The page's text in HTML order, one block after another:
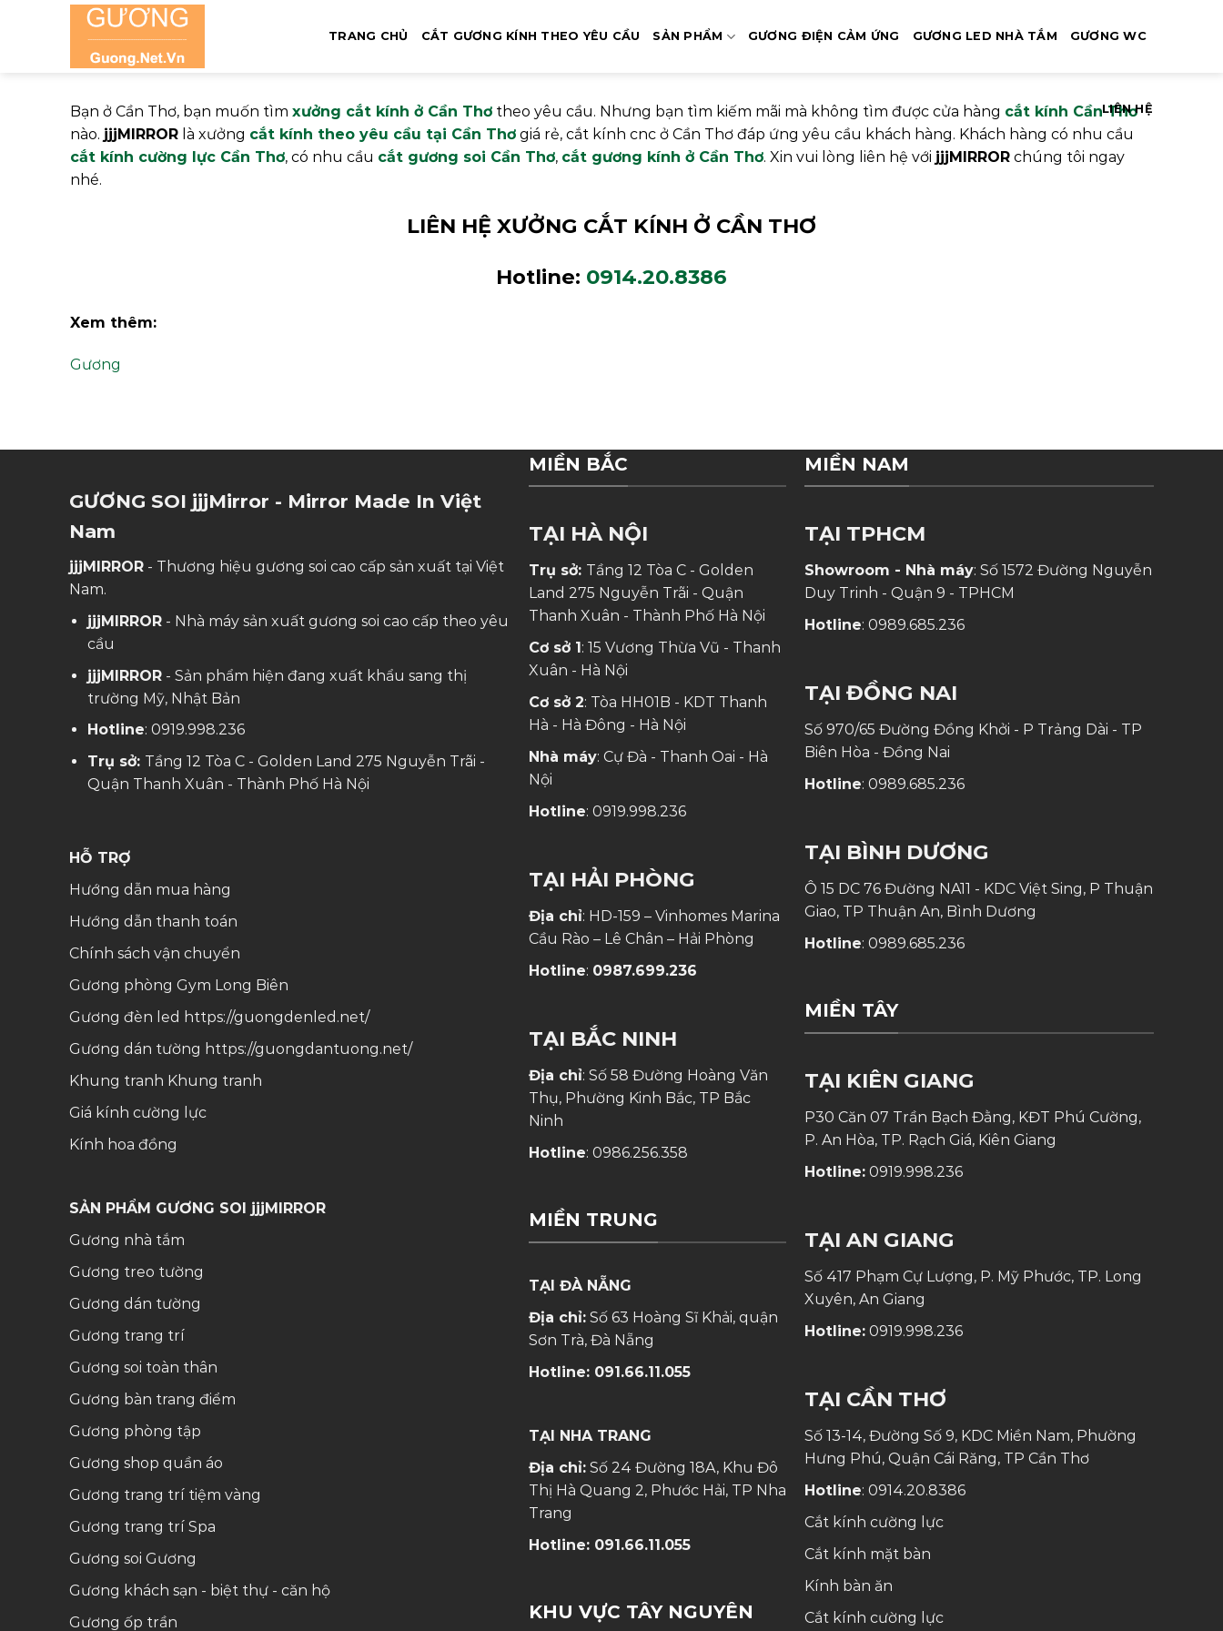
TRANG CHỦ CẮT GƯƠNG KÍNH THEO YÊU CẦU SẢN PHẨM GƯƠNG ĐIỆN CẢM ỨNG GƯƠNG LED NHÀ TẮM GƯƠNG WC
LIÊN HỆ
Bạn ở Cần Thơ, bạn muốn tìm xưởng cắt kính ở Cần Thơ theo yêu cầu. Nhưng bạn tìm kiếm mãi mà không tìm được cửa hàng cắt kính Cần Thơ
nào. jjjMIRROR là xưởng cắt kính theo yêu cầu tại Cần Thơ giá rẻ, cắt kính cnc ở Cần Thơ đáp ứng yêu cầu khách hàng. Khách hàng có nhu cầu
cắt kính cường lực Cần Thơ, có nhu cầu cắt gương soi Cần Thơ, cắt gương kính ở Cần Thơ. Xin vui lòng liên hệ với jjjMIRROR chúng tôi ngay
nhé.
LIÊN HỆ XƯỞNG CẮT KÍNH Ở CẦN THƠ
Hotline: 0914.20.8386
Xem thêm:
Gương
GƯƠNG SOI jjjMirror - Mirror Made In Việt
Nam
jjjMIRROR- Thương hiệu gương soi cao cấp sản xuất tại Việt
Nam.
jjjMIRROR - Nhà máy sản xuất gương soi cao cấp theo yêu
cầu
jjjMIRROR - Sản phẩm hiện đang xuất khẩu sang thị
trường Mỹ, Nhật Bản
Hotline:0919.998.236
Trụ sở: Tầng 12 Tòa C - Golden Land 275 Nguyễn Trãi -
Quận Thanh Xuân - Thành Phố Hà Nội
HỖ TRỢ
Hướng dẫn mua hàng
Hướng dẫn thanh toán
Chính sách vận chuyển
Gương phòng Gym Long Biên
Gương đèn led https://guongdenled.net/
Gương dán tường https://guongdantuong.net/
Khung tranh Khung tranh
Giá kính cường lực
Kính hoa đồng
SẢN PHẨM GƯƠNG SOI jjjMIRROR
Gương nhà tắm
Gương treo tường
Gương dán tường
Gương trang trí
Gương soi toàn thân
Gương bàn trang điểm
Gương phòng tập
Gương shop quần áo
Gương trang trí tiệm vàng
Gương trang trí Spa
Gương soi Gương
Gương khách sạn - biệt thự - căn hộ
Gương ốp trần
MIỀN BẮC
TẠI HÀ NỘI
Trụ sở: Tầng 12 Tòa C - Golden
Land 275 Nguyễn Trãi - Quận
Thanh Xuân - Thành Phố Hà Nội
Cơ sở 1 : 15 Vương Thừa Vũ - Thanh
Xuân - Hà Nội
Cơ sở 2: Tòa HH01B - KDT Thanh
Hà - Hà Đông - Hà Nội
Nhà máy: Cự Đà - Thanh Oai - Hà
Nội
Hotline: 0919.998.236
TẠI HẢI PHÒNG
Địa chỉ: HD-159 – Vinhomes Marina
Cầu Rào – Lê Chân – Hải Phòng
Hotline: 0987.699.236
TẠI BẮC NINH
Địa chỉ: Số 58 Đường Hoàng Văn
Thụ, Phường Kinh Bắc, TP Bắc
Ninh
Hotline: 0986.256.358
MIỀN TRUNG
TẠI ĐÀ NẴNG
Địa chỉ:Số 63 Hoàng Sĩ Khải, quận
Sơn Trà, Đà Nẵng
Hotline: 091.66.11.055
TẠI NHA TRANG
Địa chỉ:Số 24 Đường 18A, Khu Đô
Thị Hà Quang 2, Phước Hải, TP Nha
Trang
Hotline: 091.66.11.055
KHU VỰC TÂY NGUYÊN
MIỀN NAM
TẠI TPHCM
Showroom - Nhà máy: Số 1572 Đường Nguyễn
Duy Trinh - Quận 9 - TPHCM
Hotline: 0989.685.236
TẠI ĐỒNG NAI
Số 970/65 Đường Đồng Khởi - P Trảng Dài - TP
Biên Hòa - Đồng Nai
Hotline: 0989.685.236
TẠI BÌNH DƯƠNG
Ô 15 DC 76 Đường NA11 - KDC Việt Sing, P Thuận
Giao, TP Thuận An, Bình Dương
Hotline: 0989.685.236
MIỀN TÂY
TẠI KIÊN GIANG
P30 Căn 07 Trần Bạch Đằng, KĐT Phú Cường,
P. An Hòa, TP. Rạch Giá, Kiên Giang
Hotline: 0919.998.236
TẠI AN GIANG
Số 417 Phạm Cự Lượng, P. Mỹ Phước, TP. Long
Xuyên, An Giang
Hotline: 0919.998.236
TẠI CẦN THƠ
Số 13-14, Đường Số 9, KDC Miền Nam, Phường
Hưng Phú, Quận Cái Răng, TP Cần Thơ
Hotline: 0914.20.8386
Cắt kính cường lực
Cắt kính mặt bàn
Kính bàn ăn
Cắt kính cường lực